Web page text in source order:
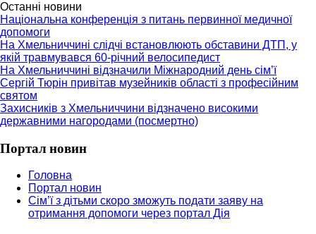
Останні новини
Національна конференція з питань первинної медичної
допомоги
На Хмельниччині слідчі встановлюють обставини ДТП, у
якій травмувався 60-річний велосипедист
На Хмельниччині відзначили Міжнародний день сім’ї
Сергій Тюрін привітав музейників області з професійним
святом
Захисників з Хмельниччини відзначено високими
державними нагородами (посмертно)
Портал новин
Головна
Портал новин
Сім’ї з дітьми скоро зможуть подати заяву на
отримання допомоги через портал Дія